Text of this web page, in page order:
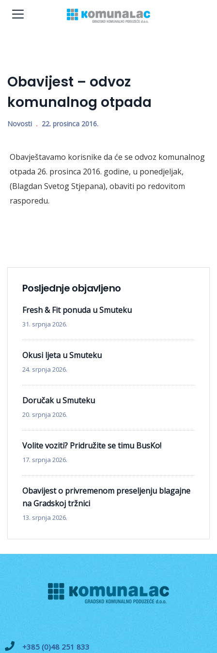
Obavijest – odvoz
komunalnog otpada
Novosti 22. prosinca 2016.
Obavještavamo korisnike da će se odvoz komunalnog
otpada 26. prosinca 2016. godine, u ponedjeljak,
(Blagdan Svetog Stjepana), obaviti po redovitom
rasporedu.
Posljednje objavljeno
Fresh & Fit ponuda u Smuteku
31. srpnja 2026.
Okusi ljeta u Smuteku
24. srpnja 2026.
Doručak u Smuteku
20. srpnja 2026.
Volite voziti? Pridružite se timu BusKo!
17. srpnja 2026.
Obavijest o privremenom preseljenju blagajne
na Gradskoj tržnici
13. srpnja 2026.
+385 (0)48 251 833